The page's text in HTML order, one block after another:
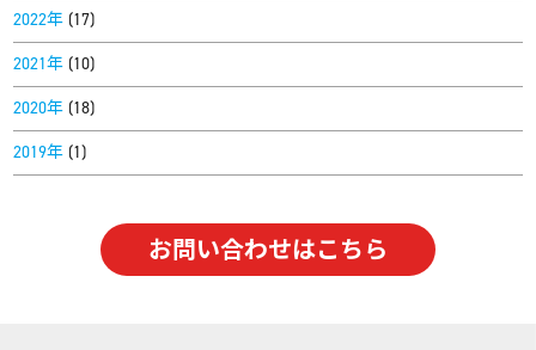
2022年 (17)
2021年 (10)
2020年 (18)
2019年 (1)
お問い合わせはこちら